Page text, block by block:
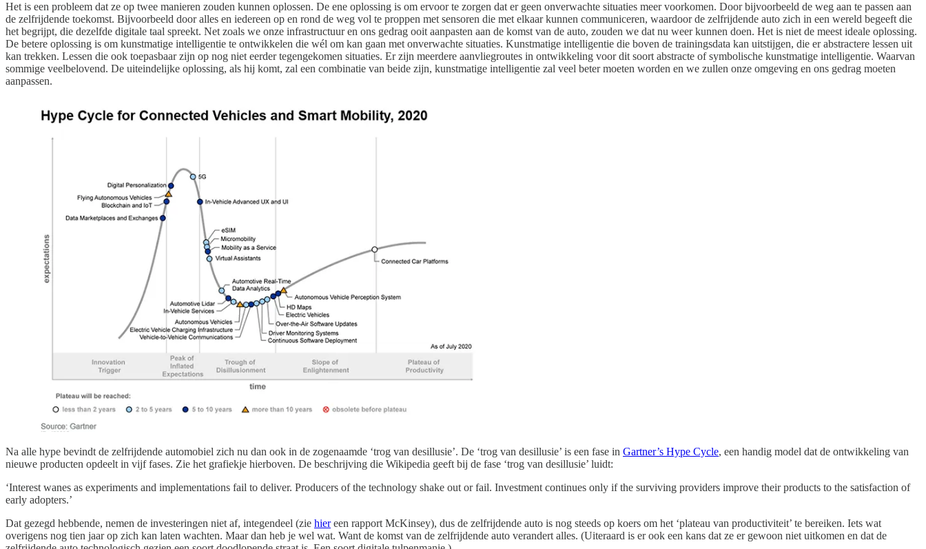
Het is een probleem dat ze op twee manieren zouden kunnen oplossen. De ene oplossing is om ervoor te zorgen dat er geen onverwachte situaties meer voorkomen. Door bijvoorbeeld de weg aan te passen aan
de zelfrijdende toekomst. Bijvoorbeeld door alles en iedereen op en rond de weg vol te proppen met sensoren die met elkaar kunnen communiceren, waardoor de zelfrijdende auto zich in een wereld begeeft die
het begrijpt, die dezelfde digitale taal spreekt. Net zoals we onze infrastructuur en ons gedrag ooit aanpasten aan de komst van de auto, zouden we dat nu weer kunnen doen. Het is niet de meest ideale oplossing.
De betere oplossing is om kunstmatige intelligentie te ontwikkelen die wél om kan gaan met onverwachte situaties. Kunstmatige intelligentie die boven de trainingsdata kan uitstijgen, die er abstractere lessen uit
kan trekken. Lessen die ook toepasbaar zijn op nog niet eerder tegengekomen situaties. Er zijn meerdere aanvliegroutes in ontwikkeling voor dit soort abstracte of symbolische kunstmatige intelligentie. Waarvan
sommige veelbelovend. De uiteindelijke oplossing, als hij komt, zal een combinatie van beide zijn, kunstmatige intelligentie zal veel beter moeten worden en we zullen onze omgeving en ons gedrag moeten
aanpassen.
Na alle hype bevindt de zelfrijdende automobiel zich nu dan ook in de zogenaamde ‘trog van desillusie’. De ‘trog van desillusie’ is een fase in Gartner’s Hype Cycle, een handig model dat de ontwikkeling van
nieuwe producten opdeelt in vijf fases. Zie het grafiekje hierboven. De beschrijving die Wikipedia geeft bij de fase ‘trog van desillusie’ luidt:
‘Interest wanes as experiments and implementations fail to deliver. Producers of the technology shake out or fail. Investment continues only if the surviving providers improve their products to the satisfaction of
early adopters.’
Dat gezegd hebbende, nemen de investeringen niet af, integendeel (zie hiereen rapport McKinsey), dus de zelfrijdende auto is nog steeds op koers om het ‘plateau van productiviteit’ te bereiken. Iets wat
overigens nog tien jaar op zich kan laten wachten. Maar dan heb je wel wat. Want de komst van de zelfrijdende auto verandert alles. (Uiteraard is er ook een kans dat ze er gewoon niet uitkomen en dat de